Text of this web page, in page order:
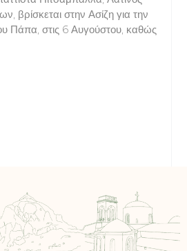
βρίσκεται στην Ασίζη για την
Πάπα, στις 6 Αυγούστου, καθώς